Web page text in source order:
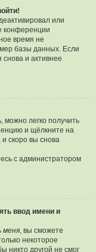
или
конференции
время не
базы данных. Если
и активнее
можно легко получить
и щёлкните на
скоро вы снова
с администратором
ввод имени и
меня, вы сможете
некоторое
никто другой не смог